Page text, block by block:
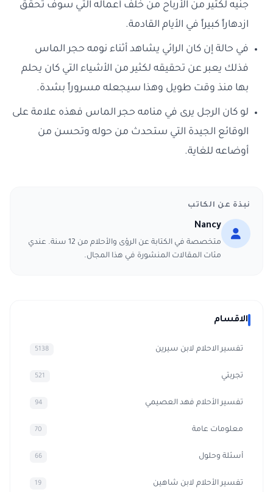
جنيه لكثير من الأرباح من خلف أعماله التي سوف تحقق
ازدهاراً كبيراً في الأيام القادمة.
في حالة إن كان الرائي يشاهد أثناء نومه حجر الماس
فذلك يعبر عن تحقيقه لكثير من الأشياء التي كان يحلم
بها منذ وقت طويل وهذا سيجعله مسروراً بشدة.
لو كان الرجل يرى في منامه حجر الماس فهذه علامة على
الوقائع الجيدة التي ستحدث من حوله وتحسن من
أوضاعه للغاية.
نبذة عن الكاتب
Nancy
متخصصة في الكتابة عن الرؤى والأحلام من 12 سنة. عندي
مئات المقالات المنشورة في هذا المجال.
الاقسام
تفسير الاحلام لابن سيرين 5138
تجربتي 521
تفسير الأحلام فهد العصيمي 94
معلومات عامة 70
أسئلة وحلول 66
تفسير الأحلام لابن شاهين 19